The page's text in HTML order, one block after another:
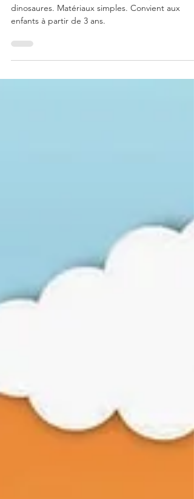
Comment faire des dinosaures
en papier ?
Activité amusante pour les enfants qui aiment les
dinosaures. Matériaux simples. Convient aux